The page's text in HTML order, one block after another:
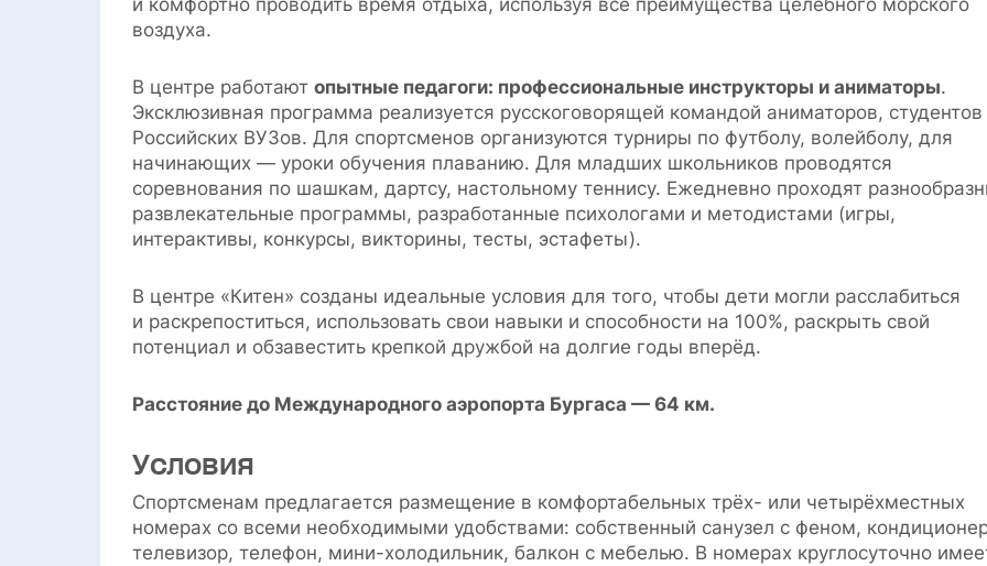
воздуха.
В центре работают опытные педагоги: профессиональные инструкторы и аниматоры.
Эксклюзивная программа реализуется русскоговорящей командой аниматоров, студентов
Российских ВУЗов. Для спортсменов организуются турниры по футболу, волейболу, для
начинающих — уроки обучения плаванию. Для младших школьников проводятся
соревнования по шашкам, дартсу, настольному теннису. Ежедневно проходят
развлекательные программы, разработанные психологами и методистами (игры,
интерактивы, конкурсы, викторины, тесты, эстафеты).
В центре «Китен» созданы идеальные условия для того, чтобы дети могли расслабиться
и раскрепоститься, использовать свои навыки и способности на 100%, раскрыть свой
потенциал и обзавестить крепкой дружбой на долгие годы вперёд.
Расстояние до Международного аэропорта Бургаса — 64 км.
Условия
Спортсменам предлагается размещение в комфортабельных трёх- или четырёхместных
номерах со всеми необходимыми удобствами: собственный санузел с феном,
телевизор, телефон, мини-холодильник, балкон с мебелью. В номерах круглосуточно